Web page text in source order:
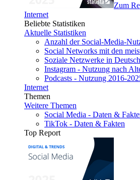
Zum
Internet
Beliebte Statistiken
Aktuelle Statistiken
Anzahl der Social-Media-
Social Networks mit den
Soziale Netzwerke in
Instagram - Nutzung nach
Podcasts - Nutzung 2016-
Internet
Themen
Weitere Themen
Social Media - Daten &
TikTok - Daten & Fakten
Top Report